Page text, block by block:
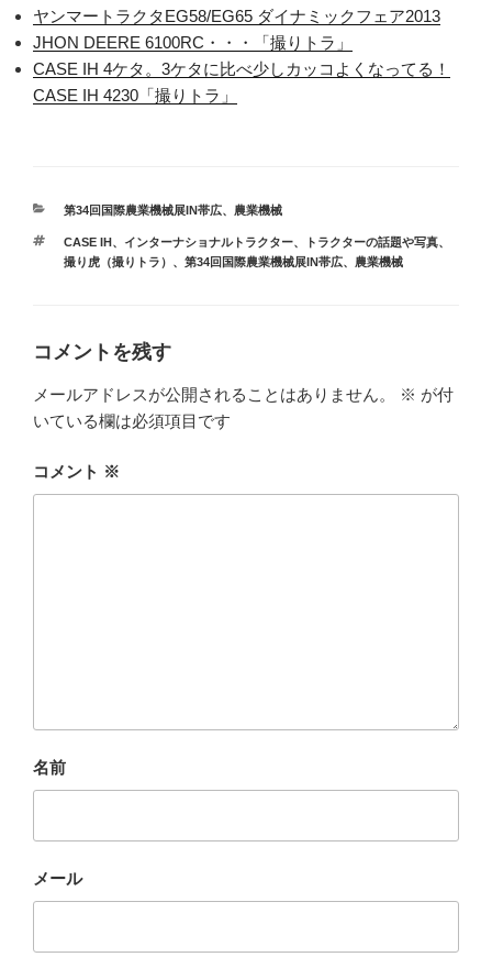
ヤンマートラクタEG58/EG65 ダイナミックフェア2013
JHON DEERE 6100RC・・・「撮りトラ」
CASE IH 4ケタ。3ケタに比べ少しカッコよくなってる！
CASE IH 4230「撮りトラ」
カ
ゴ
リ
第34回国際農業機械展IN帯広、 農業機械
タ
グ
CASE IH、 インターナショナルトラクター、 トラクターの話題や写真、
撮り虎（撮りトラ） 、 第34回国際農業機械展IN帯広、 農業機械
コメントを残す
メールアドレスが公開されることはありません。 ※ が付
いている欄は必須項目です
コメント ※
名前
メール